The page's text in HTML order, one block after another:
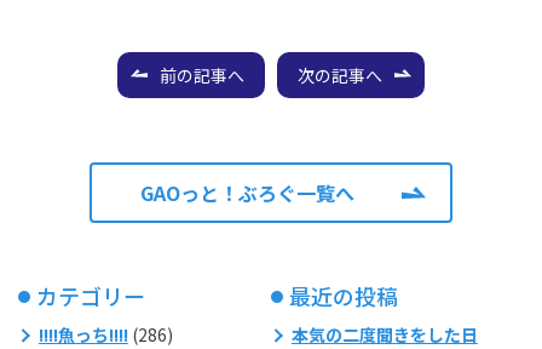
前の記事へ 次の記事へ
GAOっと！ぶろぐ一覧へ
カテゴリー
!!!!魚っち!!!!(286)
最近の投稿
本気の二度聞きをした日